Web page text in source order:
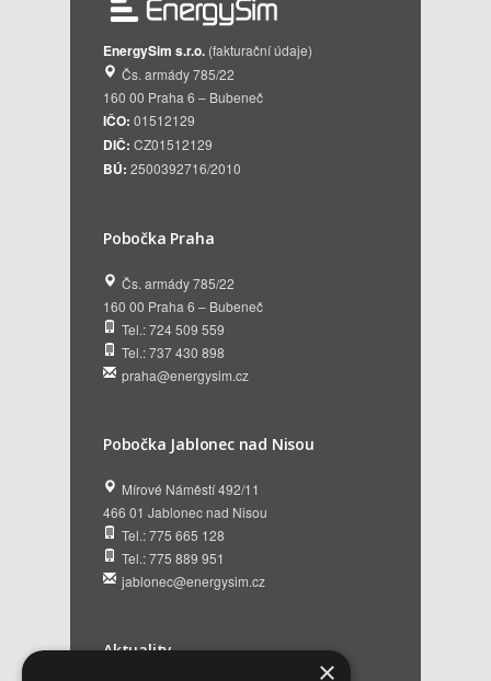
EnergySim s.r.o. (fakturační údaje)
Čs. armády 785/22
160 00 Praha 6 – Bubeneč
IČO: 01512129
DIČ: CZ01512129
BÚ: 2500392716/2010
Pobočka Praha
Čs. armády 785/22
160 00 Praha 6 – Bubeneč
Tel.: 724 509 559
Tel.: 737 430 898
praha@energysim.cz
Pobočka Jablonec nad Nisou
Mírové Náměstí 492/11
466 01 Jablonec nad Nisou
Tel.: 775 665 128
Tel.: 775 889 951
jablonec@energysim.cz
Aktuality
×